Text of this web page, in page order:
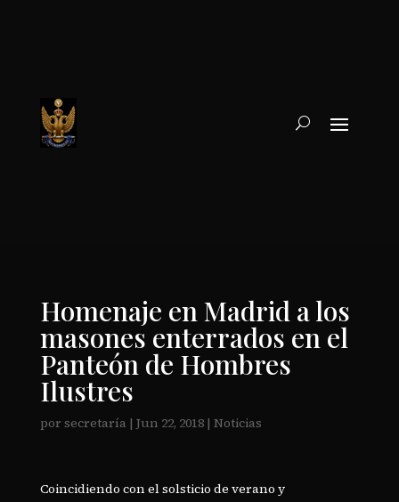
Homenaje en Madrid a los
masones enterrados en el
Panteón de Hombres
Ilustres
por secretaría | Jun 22, 2018| Noticias
Coincidiendo con el solsticio de verano y